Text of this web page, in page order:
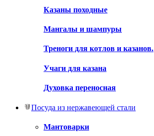
Казаны походные
Мангалы и шампуры
Треноги для котлов и казанов.
Учаги для казана
Духовка переносная
Посуда из нержавеющей стали
Мантоварки